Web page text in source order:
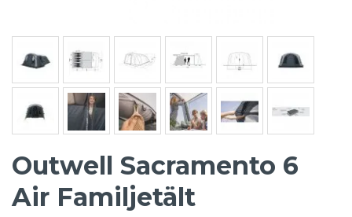
Outwell Sacramento 6
Air Familjetält